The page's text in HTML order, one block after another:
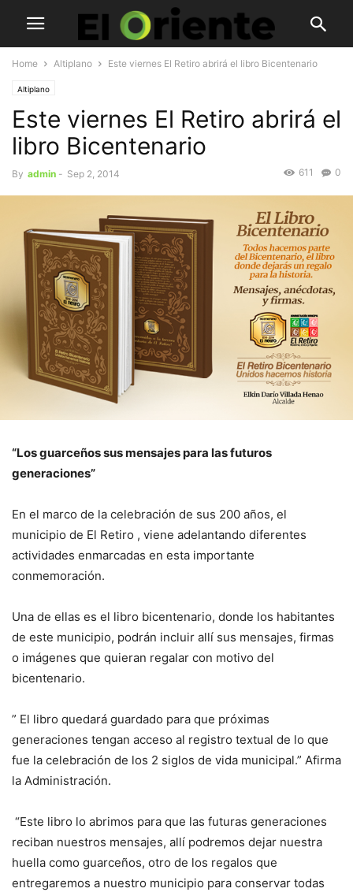
Home Altiplano Este viernes El Retiro abrirá el libro Bicentenario
Altiplano
Este viernes El Retiro abrirá el
libro Bicentenario
By admin - Sep 2, 2014 0
611
“Los guarceños sus mensajes para las futuros
generaciones”
En el marco de la celebración de sus 200 años, el
municipio de El Retiro , viene adelantando diferentes
actividades enmarcadas en esta importante
conmemoración.
Una de ellas es el libro bicentenario, donde los habitantes
de este municipio, podrán incluir allí sus mensajes, firmas
o imágenes que quieran regalar con motivo del
bicentenario.
” El libro quedará guardado para que próximas
generaciones tengan acceso al registro textual de lo que
fue la celebración de los 2 siglos de vida municipal.” Afirma
la Administración.
“Este libro lo abrimos para que las futuras generaciones
reciban nuestros mensajes, allí podremos dejar nuestra
huella como guarceños, otro de los regalos que
entregaremos a nuestro municipio para conservar todas